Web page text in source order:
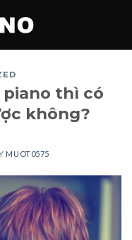
piano thì có
không?
MUOT0575